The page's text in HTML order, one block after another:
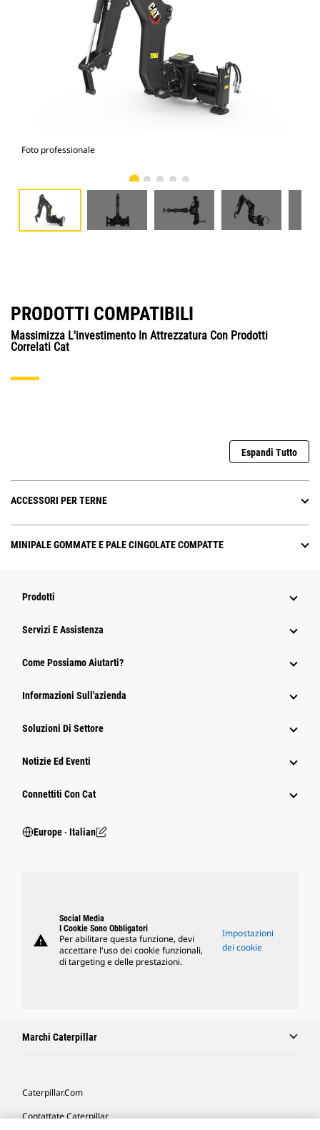
Foto professionale
PRODOTTI COMPATIBILI
Massimizza L'investimento In Attrezzatura Con Prodotti
Correlati Cat
Espandi Tutto
ACCESSORI PER TERNE
MINIPALE GOMMATE E PALE CINGOLATE COMPATTE
Prodotti
Servizi E Assistenza
Come Possiamo Aiutarti?
Informazioni Sull'azienda
Soluzioni Di Settore
Notizie Ed Eventi
Connettiti Con Cat
Europe ‧ Italian
warning
Social Media
I Cookie Sono Obbligatori
Per abilitare questa funzione, devi
accettare l'uso dei cookie funzionali,
di targeting e delle prestazioni.
Impostazioni
dei cookie
Marchi Caterpillar
Caterpillar.com
Contattate Caterpillar